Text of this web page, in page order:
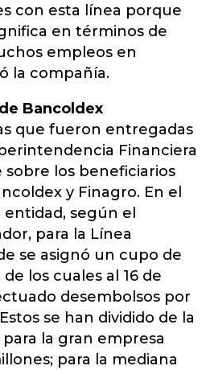
con esta línea porque
en términos de
empleos en
la compañía.
Bancoldex
que fueron entregadas
Financiera
sobre los beneficiarios
y Finagro. En el
según el
para la Línea
se asignó un cupo de
los cuales al 16 de
desembolsos por
se han dividido de la
la gran empresa
para la mediana